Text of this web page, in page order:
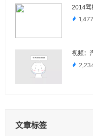
2014驾
1,477
视频：
文章标签